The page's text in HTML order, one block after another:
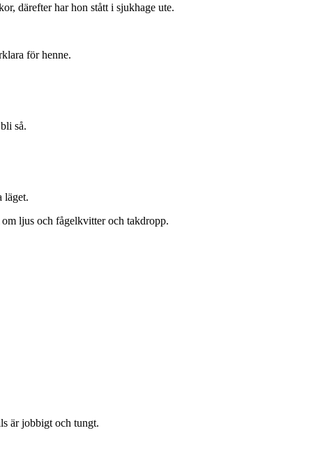
därefter har hon stått i sjukhage ute.
för henne.
så.
läget.
ljus och fågelkvitter och takdropp.
är jobbigt och tungt.